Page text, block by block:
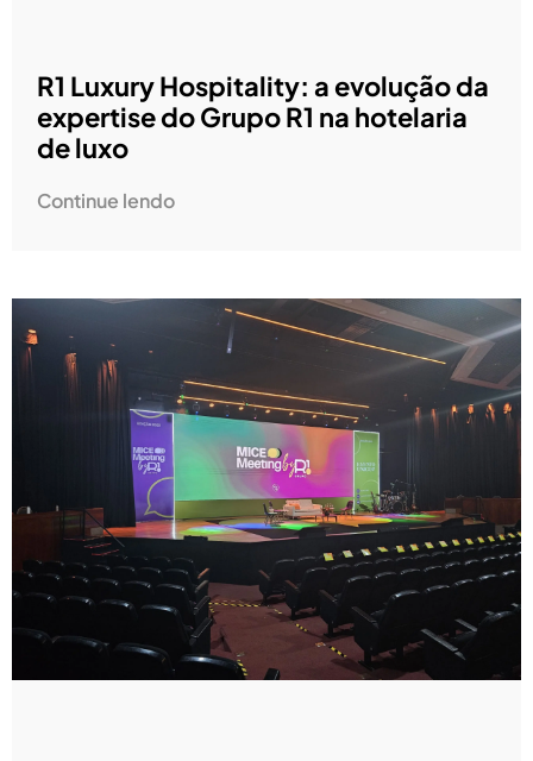
R1 Luxury Hospitality: a evolução da
expertise do Grupo R1 na hotelaria
de luxo
Continue lendo